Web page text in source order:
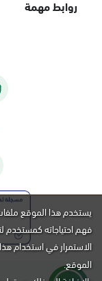
روابط مهمة
يستخدم هذا الموقع
فهم احتياجاته
الاستمرار في استخدام
الموقع.